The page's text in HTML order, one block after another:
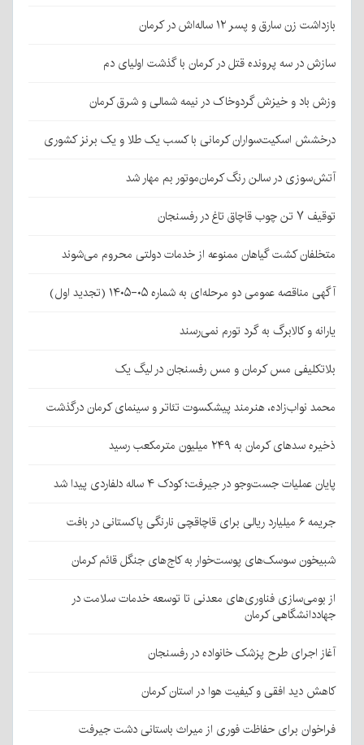
بازداشت زن سارق و پسر ۱۲ ساله‌اش در کرمان
سازش در سه پرونده قتل در کرمان با گذشت اولیای دم
وزش باد و خیزش گردوخاک در نیمه شمالی و شرق کرمان
درخشش اسکیت‌سواران کرمانی با کسب یک طلا و یک برنز کشوری
آتش‌سوزی در سالن رنگ کرمان‌موتور بم مهار شد
توقیف ۷ تن چوب قاچاق تاغ در رفسنجان
متخلفان کشت گیاهان ممنوعه از خدمات دولتی محروم می‌شوند
آگهی مناقصه عمومی دو مرحله‌ای به شماره ۰۵-۱۴۰۵ (تجدید اول)
یارانه و کالابرگ به گرد تورم نمی‌رسند
بلاتکلیفی مس کرمان و مس رفسنجان در لیگ یک
محمد نواب‌زاده، هنرمند پیشکسوت تئاتر و سینمای کرمان درگذشت
ذخیره سدهای کرمان به ۲۴۹ میلیون مترمکعب رسید
پایان عملیات جست‌وجو در جیرفت؛ کودک ۴ ساله دلفاردی پیدا شد
جریمه ۶ میلیارد ریالی برای قاچاقچی نارنگی پاکستانی در بافت
شبیخون سوسک‌های پوست‌خوار به کاج‌های جنگل قائم کرمان
از بومی‌سازی فناوری‌های معدنی تا توسعه خدمات سلامت در
جهاددانشگاهی کرمان
آغاز اجرای طرح پزشک خانواده در رفسنجان
کاهش دید افقی و کیفیت هوا در استان کرمان
فراخوان برای حفاظت فوری از میراث باستانی دشت جیرفت